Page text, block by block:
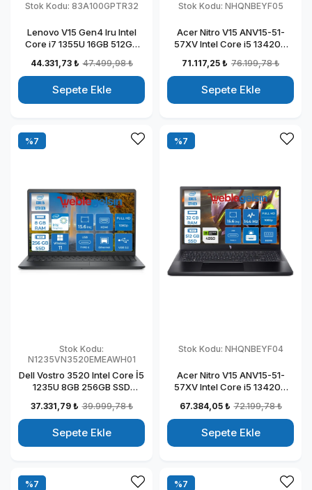
Stok Kodu: 83A100GPTR32
Lenovo V15 Gen4 Iru Intel
Core i7 1355U 16GB 512GB
Pro Taşınabilir Dizüstü
Bilgisayar 883A100GPTR32
44.331,73 ₺ 47.499,98 ₺
Sepete Ekle
Stok Kodu: NHQNBEYF05
Acer Nitro V15 ANV15-51-
57XV Intel Core i5 13420H
RTX4050-6GB Freedos 15.6"
144HZ Fhd Taşınabilir
Bilgisayar NHQNBEYF05
71.117,25 ₺ 76.199,78 ₺
Sepete Ekle
Stok Kodu:
N1235VN3520EMEAWH01
Dell Vostro 3520 Intel Core İ5
1235U 8GB 256GB SSD
Taşınabilir Bilgisayar
N1235VN3520EMEAWH01
37.331,79 ₺ 39.999,78 ₺
Sepete Ekle
%7
Stok Kodu: NHQNBEYF04
Acer Nitro V15 ANV15-51-
57XV Intel Core i5 13420H
RTX4050-6GB Freedos 15.6"
144HZ Fhd Taşınabilir
Bilgisayar NHQNBEYF04
67.384,05 ₺ 72.199,78 ₺
Sepete Ekle
%7
%7 %7